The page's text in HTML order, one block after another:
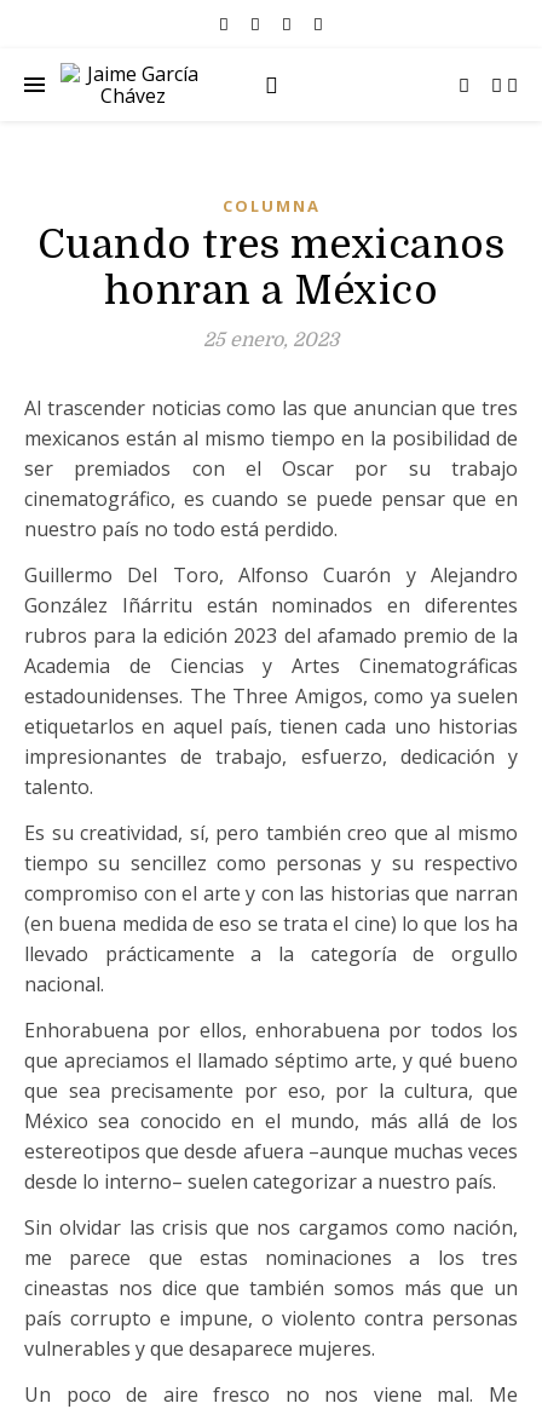
COLUMNA
Cuando tres mexicanos
honran a México
25 enero, 2023
Al trascender noticias como las que anuncian que tres
mexicanos están al mismo tiempo en la posibilidad de
ser premiados con el Oscar por su trabajo
cinematográfico, es cuando se puede pensar que en
nuestro país no todo está perdido.
Guillermo Del Toro, Alfonso Cuarón y Alejandro
González Iñárritu están nominados en diferentes
rubros para la edición 2023 del afamado premio de la
Academia de Ciencias y Artes Cinematográficas
estadounidenses. The Three Amigos, como ya suelen
etiquetarlos en aquel país, tienen cada uno historias
impresionantes de trabajo, esfuerzo, dedicación y
talento.
Es su creatividad, sí, pero también creo que al mismo
tiempo su sencillez como personas y su respectivo
compromiso con el arte y con las historias que narran
(en buena medida de eso se trata el cine) lo que los ha
llevado prácticamente a la categoría de orgullo
nacional.
Enhorabuena por ellos, enhorabuena por todos los
que apreciamos el llamado séptimo arte, y qué bueno
que sea precisamente por eso, por la cultura, que
México sea conocido en el mundo, más allá de los
estereotipos que desde afuera –aunque muchas veces
desde lo interno– suelen categorizar a nuestro país.
Sin olvidar las crisis que nos cargamos como nación,
me parece que estas nominaciones a los tres
cineastas nos dice que también somos más que un
país corrupto e impune, o violento contra personas
vulnerables y que desaparece mujeres.
Un poco de aire fresco no nos viene mal. Me